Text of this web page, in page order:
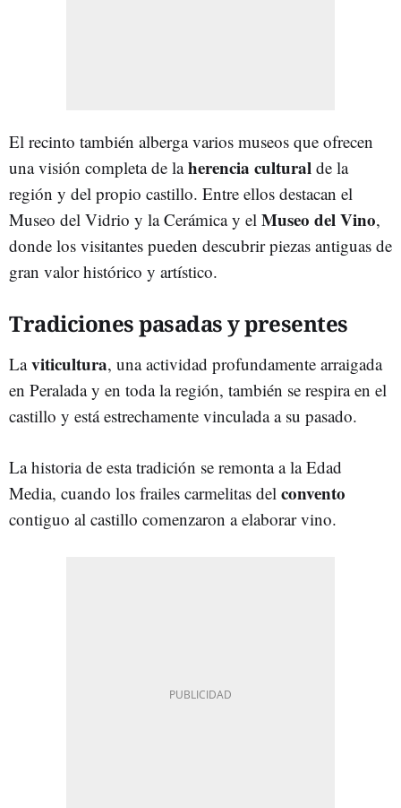
El recinto también alberga varios museos que ofrecen
una visión completa de laherencia cultural de la
región y del propio castillo. Entre ellos destacan el
Museo del Vidrio y la Cerámica y el Museo del Vino,
donde los visitantes pueden descubrir piezas antiguas de
gran valor histórico y artístico.
Tradiciones pasadas y presentes
Laviticultura, una actividad profundamente arraigada
en Peralada y en toda la región, también se respira en el
castillo y está estrechamente vinculada a su pasado.
La historia de esta tradición se remonta a la Edad
Media, cuando los frailes carmelitas del convento
contiguo al castillo comenzaron a elaborar vino.